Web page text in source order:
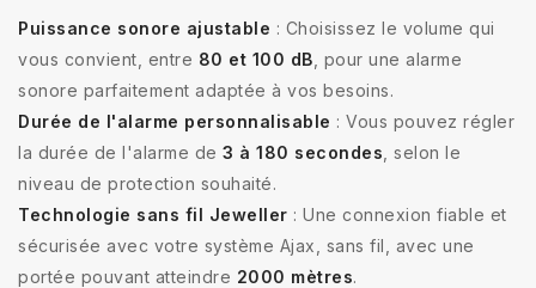
Puissance sonore ajustable : Choisissez le volume qui
vous convient, entre 80 et 100 dB , pour une alarme
sonore parfaitement adaptée à vos besoins.
Durée de l'alarme personnalisable : Vous pouvez régler
la durée de l'alarme de 3 à 180 secondes , selon le
niveau de protection souhaité.
Technologie sans fil Jeweller : Une connexion fiable et
sécurisée avec votre système Ajax, sans fil, avec une
portée pouvant atteindre 2000 mètres.